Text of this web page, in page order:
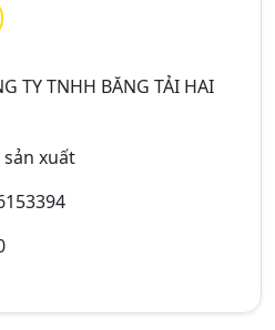
TY TNHH BĂNG TẢI HAI
sản xuất